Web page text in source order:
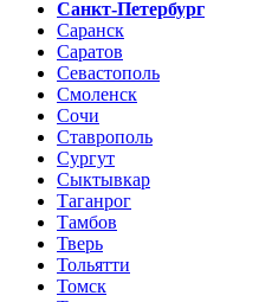
Санкт-Петербург
Саранск
Саратов
Севастополь
Смоленск
Сочи
Ставрополь
Сургут
Сыктывкар
Таганрог
Тамбов
Тверь
Тольятти
Томск